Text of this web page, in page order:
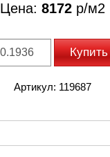
Цена: 8172 р/м2
Купить
Артикул: 119687